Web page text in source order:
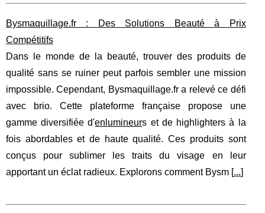
Bysmaquillage.fr : Des Solutions Beauté à Prix
Compétitifs
Dans le monde de la beauté, trouver des produits de
qualité sans se ruiner peut parfois sembler une mission
impossible. Cependant, Bysmaquillage.fr a relevé ce défi
avec brio. Cette plateforme française propose une
gamme diversifiée d'enlumineurs et de highlighters à la
fois abordables et de haute qualité. Ces produits sont
conçus pour sublimer les traits du visage en leur
apportant un éclat radieux. Explorons comment Bysm [...]